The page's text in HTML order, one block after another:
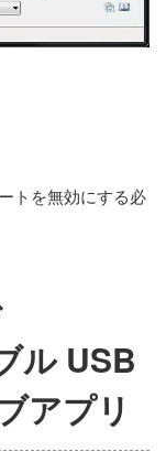
トを無効にする必
ル USB
アプリ